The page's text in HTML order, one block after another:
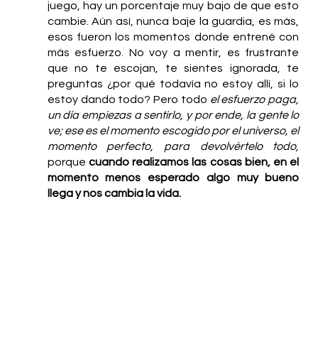
juego, hay un porcentaje muy bajo de que esto
cambie. Aún así, nunca baje la guardia, es más,
esos fueron los momentos donde entrené con
más esfuerzo. No voy a mentir, es frustrante
que no te escojan, te sientes ignorada, te
preguntas ¿por qué todavía no estoy allí, si lo
estoy dando todo? Pero todo el esfuerzo paga,
un día empiezas a sentirlo, y por ende, la gente lo
ve; ese es el momento escogido por el universo, el
momento perfecto, para devolvértelo todo,
porque cuando realizamos las cosas bien, en el
momento menos esperado algo muy bueno
llega y nos cambia la vida.